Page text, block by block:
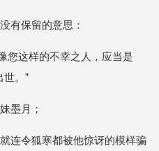
有保留的意思：
您这样的不幸之人，应当是
世。”
墨月；
连令狐寒都被他惊讶的模样骗